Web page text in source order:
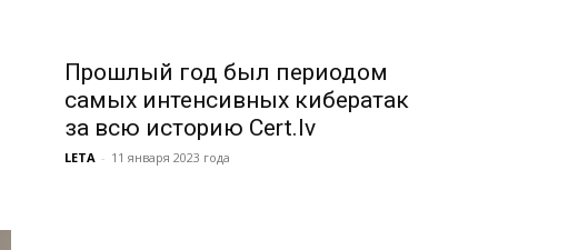
Прошлый год был периодом
самых интенсивных кибератак
за всю историю Cert.lv
LETA - 11 января 2023 года